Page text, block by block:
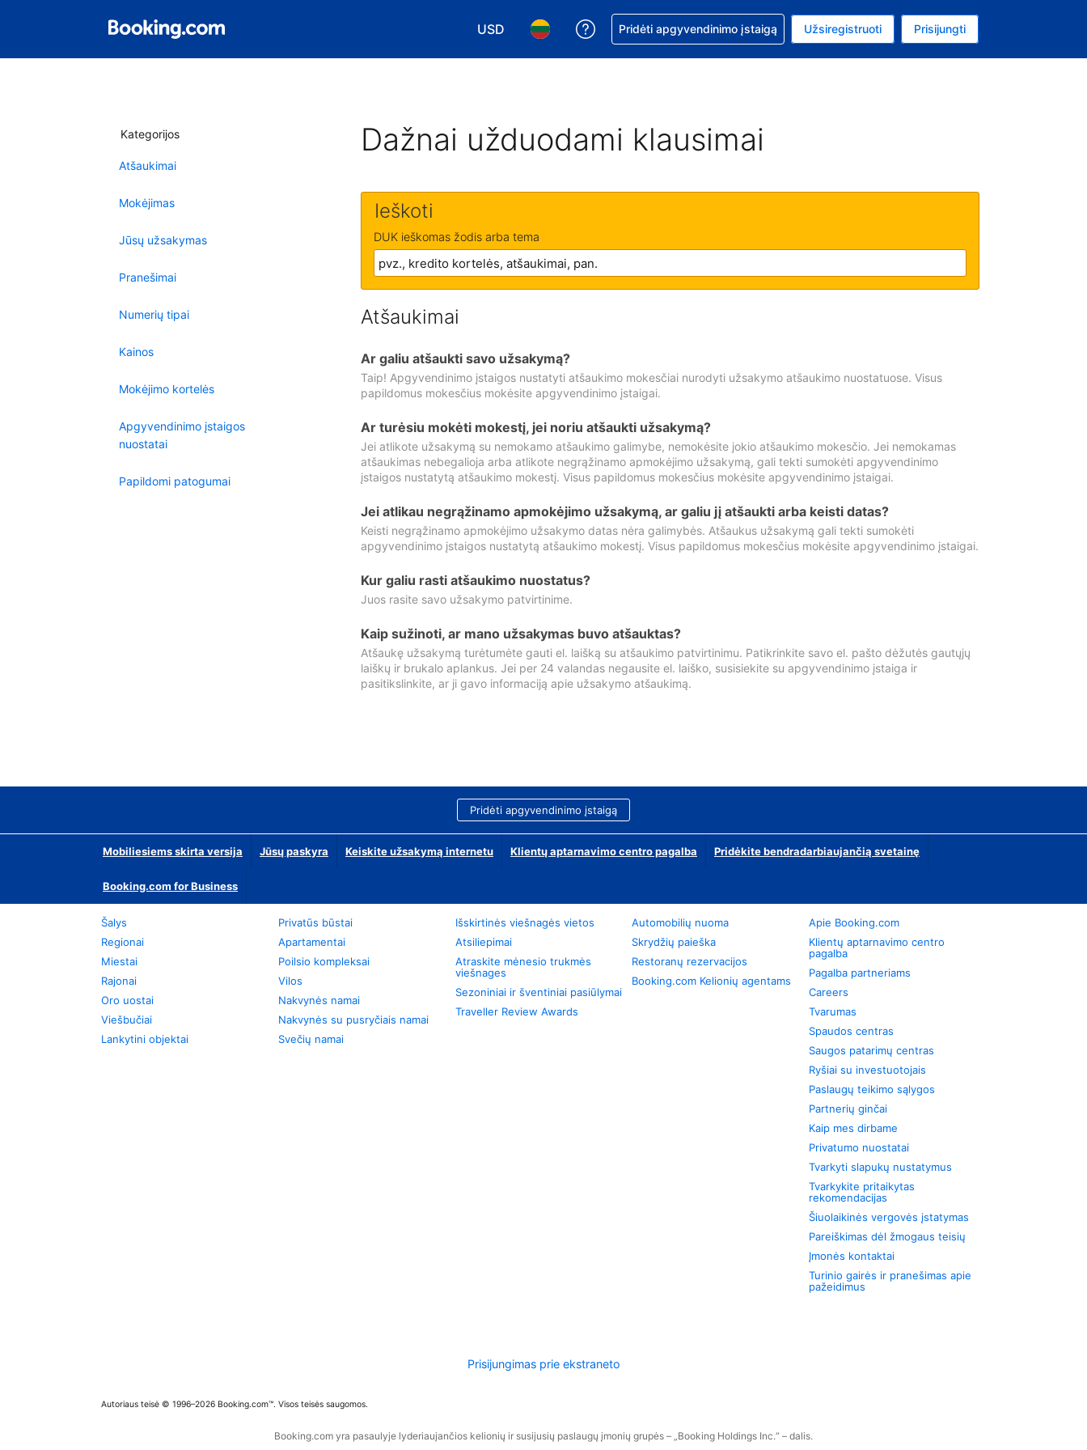
USD
Pasirinkite valiutą. Jūsų pasirinkta valiuta: Jungtinių Valstijų doleris
Pasirinkite kalbą. Jūsų pasirinkta kalba: Lietuvių
Pagalba dėl užsakymo
Pridėti apgyvendinimo įstaigą Užsiregistruoti Prisijungti
Kategorijos
Atšaukimai
Mokėjimas
Jūsų užsakymas
Pranešimai
Numerių tipai
Kainos
Mokėjimo kortelės
Apgyvendinimo įstaigos
nuostatai
Papildomi patogumai
Dažnai užduodami klausimai
Ieškoti
DUK ieškomas žodis arba tema
Atšaukimai
Ar galiu atšaukti savo užsakymą?
Taip! Apgyvendinimo įstaigos nustatyti atšaukimo mokesčiai nurodyti užsakymo atšaukimo nuostatuose. Visus
papildomus mokesčius mokėsite apgyvendinimo įstaigai.
Ar turėsiu mokėti mokestį, jei noriu atšaukti užsakymą?
Jei atlikote užsakymą su nemokamo atšaukimo galimybe, nemokėsite jokio atšaukimo mokesčio. Jei nemokamas
atšaukimas nebegalioja arba atlikote negrąžinamo apmokėjimo užsakymą, gali tekti sumokėti apgyvendinimo
įstaigos nustatytą atšaukimo mokestį. Visus papildomus mokesčius mokėsite apgyvendinimo įstaigai.
Jei atlikau negrąžinamo apmokėjimo užsakymą, ar galiu jį atšaukti arba keisti datas?
Keisti negrąžinamo apmokėjimo užsakymo datas nėra galimybės. Atšaukus užsakymą gali tekti sumokėti
apgyvendinimo įstaigos nustatytą atšaukimo mokestį. Visus papildomus mokesčius mokėsite apgyvendinimo įstaigai.
Kur galiu rasti atšaukimo nuostatus?
Juos rasite savo užsakymo patvirtinime.
Kaip sužinoti, ar mano užsakymas buvo atšauktas?
Atšaukę užsakymą turėtumėte gauti el. laišką su atšaukimo patvirtinimu. Patikrinkite savo el. pašto dėžutės gautųjų
laiškų ir brukalo aplankus. Jei per 24 valandas negausite el. laiško, susisiekite su apgyvendinimo įstaiga ir
pasitikslinkite, ar ji gavo informaciją apie užsakymo atšaukimą.
Pridėti apgyvendinimo įstaigą
Mobiliesiems skirta versija Jūsų paskyra Keiskite užsakymą internetu Klientų aptarnavimo centro pagalba Pridėkite bendradarbiaujančią svetainę
Booking.com for Business
Šalys
Regionai
Miestai
Rajonai
Oro uostai
Viešbučiai
Lankytini objektai
Privatūs būstai
Apartamentai
Poilsio kompleksai
Vilos
Nakvynės namai
Nakvynės su pusryčiais namai
Svečių namai
Išskirtinės viešnagės vietos
Atsiliepimai
Atraskite mėnesio trukmės
viešnages
Sezoniniai ir šventiniai pasiūlymai
Traveller Review Awards
Automobilių nuoma
Skrydžių paieška
Restoranų rezervacijos
Booking.com Kelionių agentams
Apie Booking.com
Klientų aptarnavimo centro
pagalba
Pagalba partneriams
Careers
Tvarumas
Spaudos centras
Saugos patarimų centras
Ryšiai su investuotojais
Paslaugų teikimo sąlygos
Partnerių ginčai
Kaip mes dirbame
Privatumo nuostatai
Tvarkyti slapukų nustatymus
Tvarkykite pritaikytas
rekomendacijas
Šiuolaikinės vergovės įstatymas
Pareiškimas dėl žmogaus teisių
Įmonės kontaktai
Turinio gairės ir pranešimas apie
pažeidimus
Prisijungimas prie ekstraneto
Autoriaus teisė © 1996–2026 Booking.com™. Visos teisės saugomos.
Booking.com yra pasaulyje lyderiaujančios kelionių ir susijusių paslaugų įmonių grupės – „Booking Holdings Inc.“ – dalis.